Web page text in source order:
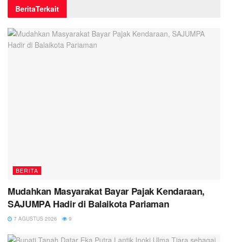
BeritaTerkait
BERITA
Mudahkan Masyarakat Bayar Pajak Kendaraan,
SAJUMPA Hadir di Balaikota Pariaman
7 AGUSTUS 2026 9